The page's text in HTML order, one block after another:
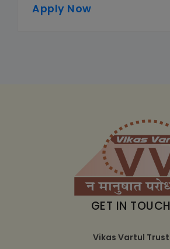
Apply Now
GET IN TOUCH
Vikas Vartul Trust